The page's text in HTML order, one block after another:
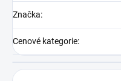
Značka:
Cenové kategorie: